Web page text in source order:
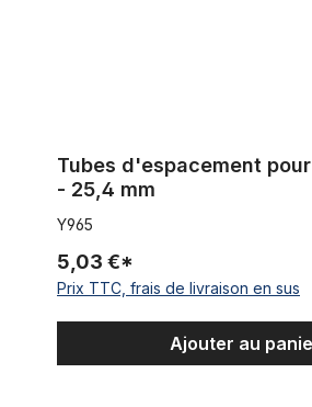
Tubes d'espacement pour
- 25,4 mm
Y965
5,03 €*
Prix TTC, frais de livraison en sus
Ajouter au